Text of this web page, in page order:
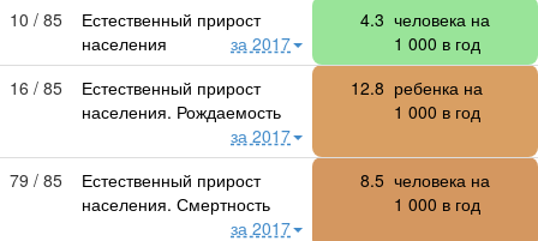
10 / 85
Естественный прирост
населения
за 2017
4.3 человека на
1 000 в год
16 / 85
Естественный прирост
населения. Рождаемость
за 2017
12.8 ребенка на
1 000 в год
79 / 85
Естественный прирост
населения. Смертность
за 2017
8.5 человека на
1 000 в год